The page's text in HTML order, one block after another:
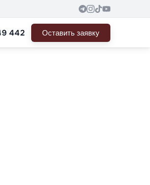
442 Оставить заявку